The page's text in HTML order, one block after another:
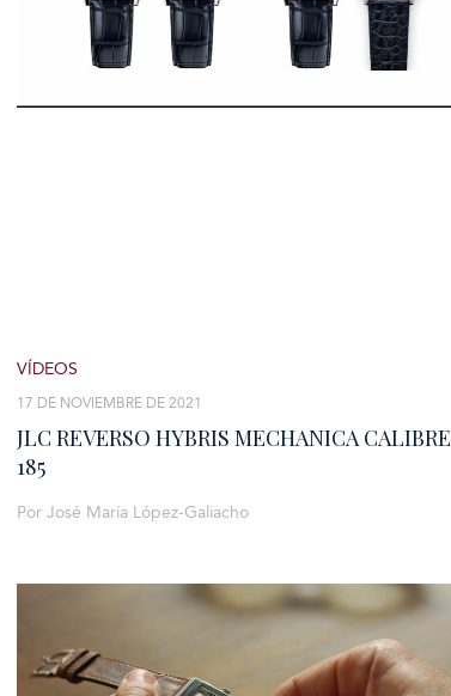
JLC REVERSO HYBRIS MECHANICA CALIBRE
185
17 DE NOVIEMBRE DE 2021
VÍDEOS
Por José María López-Galiacho